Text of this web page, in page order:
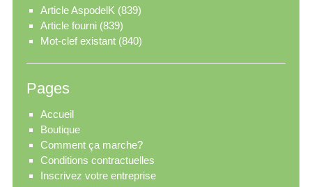
Article AspodelK (839)
Article fourni (839)
Mot-clef existant (840)
Pages
Accueil
Boutique
Comment ça marche?
Conditions contractuelles
Inscrivez votre entreprise